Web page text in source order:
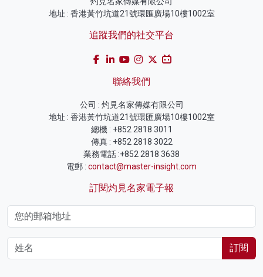
地址 : 香港黃竹坑道21號環匯廣場10樓1002室
追蹤我們的社交平台
聯絡我們
公司 : 灼見名家傳媒有限公司
地址 : 香港黃竹坑道21號環匯廣場10樓1002室
總機 : +852 2818 3011
傳真 : +852 2818 3022
業務電話 :+852 2818 3638
電郵 : contact@master-insight.com
訂閱灼見名家電子報
訂閱